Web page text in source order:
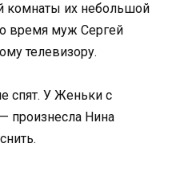
комнаты их небольшой
время муж Сергей
телевизору.
спят. У Женьки с
произнесла Нина